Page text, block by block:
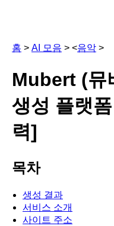
홈 > AI 모음 > <음악 >
Mubert (뮤
생성 플랫
력]
목차
생성 결과
서비스 소개
사이트 주소